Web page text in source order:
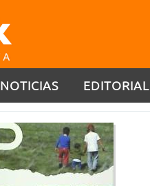
NOTICIAS EDITORIAL